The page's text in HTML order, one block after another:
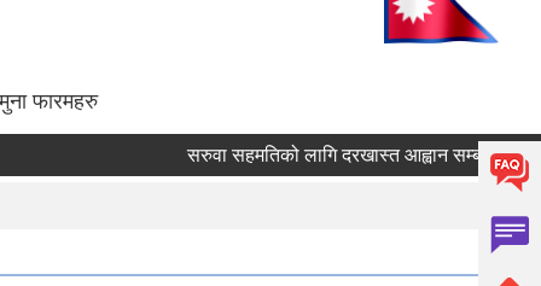
फारमहरु
सरुवा सहमतिको लागि दरखास्त आह्वान सम्बन्धमा ।